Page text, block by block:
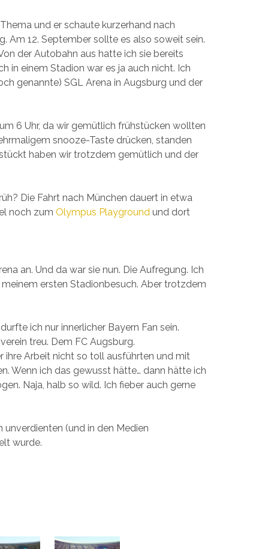
und er schaute kurzerhand nach
Am 12. September sollte es also soweit sein.
der Autobahn aus hatte ich sie bereits
in einem Stadion war es ja auch nicht. Ich
genannte) SGL Arena in Augsburg und der
6 Uhr, da wir gemütlich frühstücken wollten
snooze-Taste drücken, standen
haben wir trotzdem gemütlich und der
Die Fahrt nach München dauert in etwa
noch zumOlympus Playground und dort
an. Und da war sie nun. Die Aufregung. Ich
ersten Stadionbesuch. Aber trotzdem
ich nur innerlicher Bayern Fan sein.
treu. Dem FC Augsburg.
ihre Arbeit nicht so toll ausführten und mit
Wenn ich das gewusst hätte… dann hätte ich
Naja, halb so wild. Ich fieber auch gerne
unverdienten (und in den Medien
wurde.